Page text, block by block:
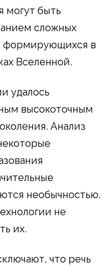
могут быть
сложных
формирующихся в
Вселенной.
удалось
высокоточным
Анализ
необычностью.
не
их.
что речь